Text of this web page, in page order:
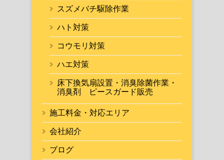
スズメバチ駆除作業
ハト対策
コウモリ対策
ハエ対策
床下換気扇設置・消臭除菌作業・
消臭剤 ピースガード販売
施工料金・対応エリア
会社紹介
ブログ